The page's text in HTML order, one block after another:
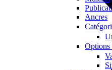
Ancres
Options